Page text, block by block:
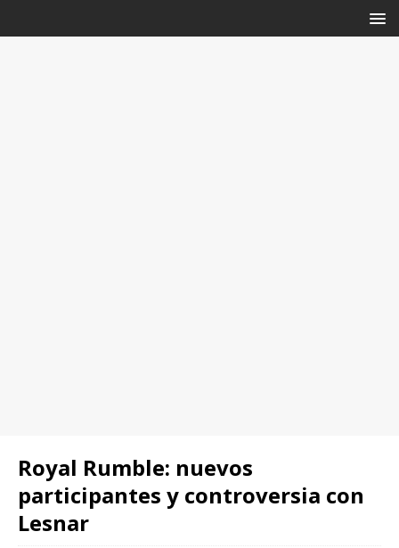
Royal Rumble: nuevos
participantes y controversia con
Lesnar